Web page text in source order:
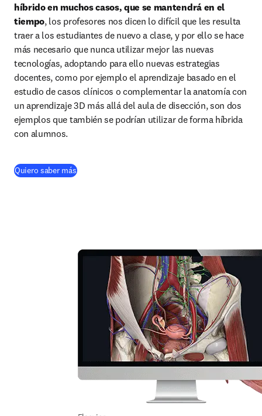
híbrido en muchos casos, que se mantendrá en el
tiempo, los profesores nos dicen lo difícil que les resulta
traer a los estudiantes de nuevo a clase, y por ello se hace
más necesario que nunca utilizar mejor las nuevas
tecnologías, adoptando para ello nuevas estrategias
docentes, como por ejemplo el aprendizaje basado en el
estudio de casos clínicos o complementar la anatomía con
un aprendizaje 3D más allá del aula de disección, son dos
ejemplos que también se podrían utilizar de forma híbrida
con alumnos.
Quiero saber más(